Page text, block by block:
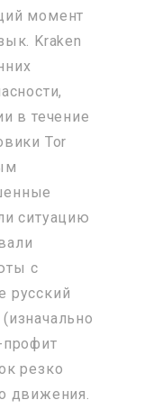
момент
Kraken
в течение
Tor
ситуацию
с
русский
резко
движения.